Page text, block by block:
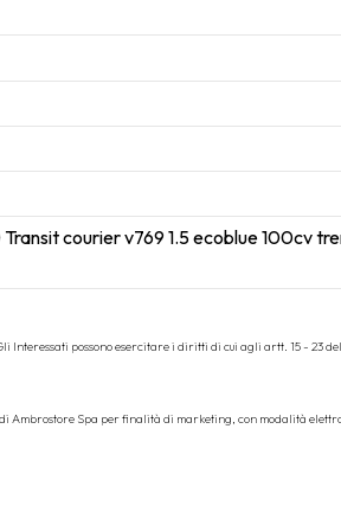
possono esercitare i diritti di cui agli artt. 15 - 23
Ambrostore Spa per finalità di marketing, con modalità